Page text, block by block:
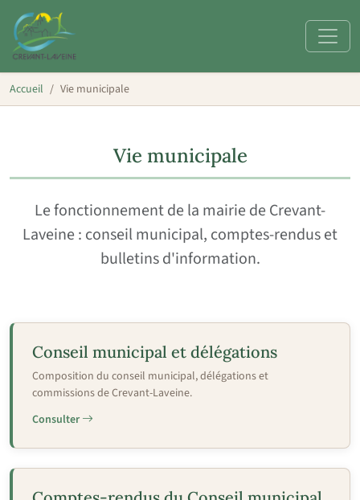
Accueil Vie municipale
Vie municipale
Le fonctionnement de la mairie de Crevant-
Laveine : conseil municipal, comptes-rendus et
bulletins d'information.
Conseil municipal et délégations
Composition du conseil municipal, délégations et
commissions de Crevant-Laveine.
Consulter